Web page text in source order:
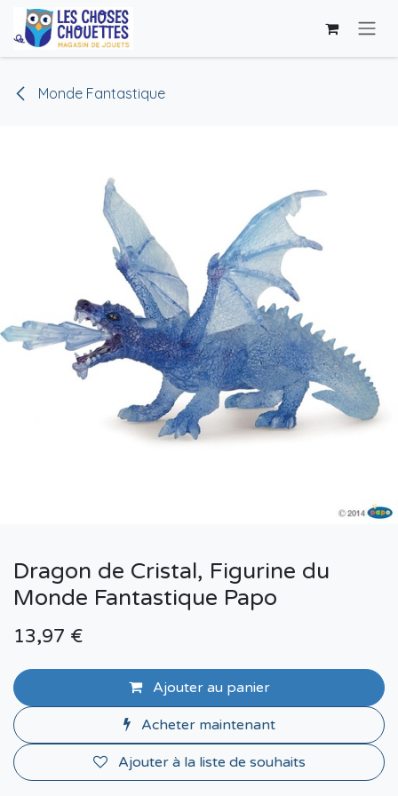
Se rendre au contenu
Monde Fantastique
Dragon de Cristal, Figurine du
Monde Fantastique Papo
13,97 €
Ajouter au panier
Acheter maintenant
Ajouter à la liste de souhaits